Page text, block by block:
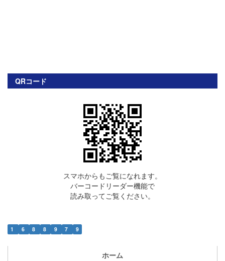
QRコード
スマホからもご覧になれます。
バーコードリーダー機能で
読み取ってご覧ください。
1 6 8 8 9 7 9
ホーム